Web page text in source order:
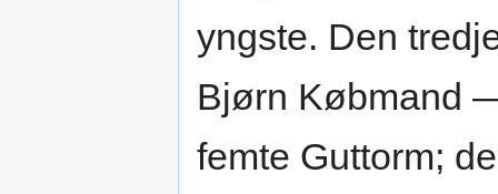
yngste. Den
Bjørn Købmand
femte Guttorm;